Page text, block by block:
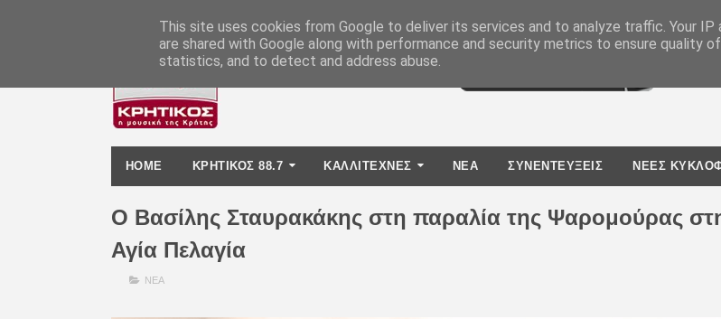
HOME ΚΡΗΤΙΚΟΣ 88.7 ΚΑΛΛΙΤΕΧΝΕΣ ΝΕΑ ΣΥΝΕΝΤΕΥΞΕΙΣ ΝΕΕΣ
Ο Βασίλης Σταυρακάκης στη παραλία της Ψαρομούρας
Αγία Πελαγία
ΝΕΑ
This site uses cookies from Google to deliver its services and to analyze traffic. Your IP
are shared with Google along with performance and security metrics to ensure quality
statistics, and to detect and address abuse.